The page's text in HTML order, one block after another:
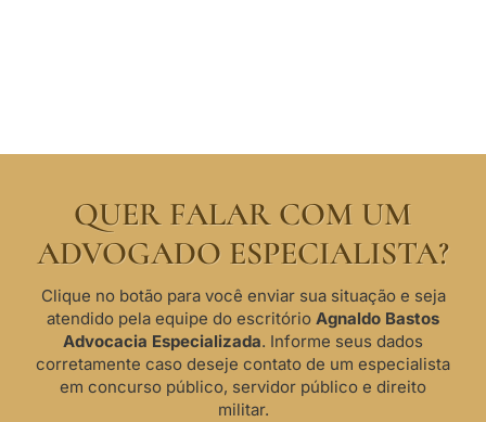
QUER FALAR COM UM
ADVOGADO ESPECIALISTA?
Clique no botão para você enviar sua situação e seja
atendido pela equipe do escritório Agnaldo Bastos
Advocacia Especializada. Informe seus dados
corretamente caso deseje contato de um especialista
em concurso público, servidor público e direito
militar.